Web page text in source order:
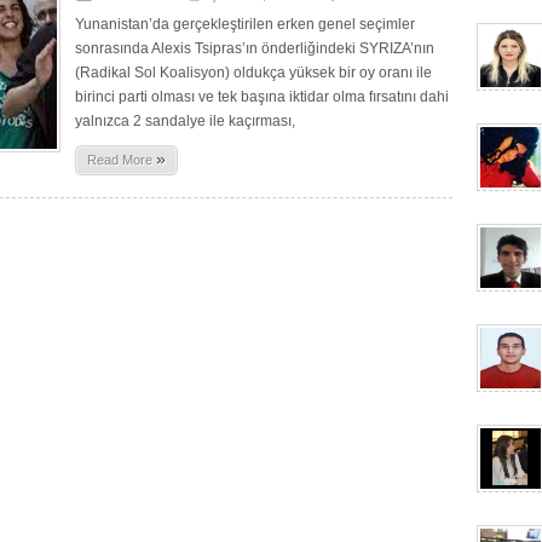
Yunanistan’da gerçekleştirilen erken genel seçimler
sonrasında Alexis Tsipras’ın önderliğindeki SYRIZA’nın
(Radikal Sol Koalisyon) oldukça yüksek bir oy oranı ile
birinci parti olması ve tek başına iktidar olma fırsatını dahi
yalnızca 2 sandalye ile kaçırması,
Read More »